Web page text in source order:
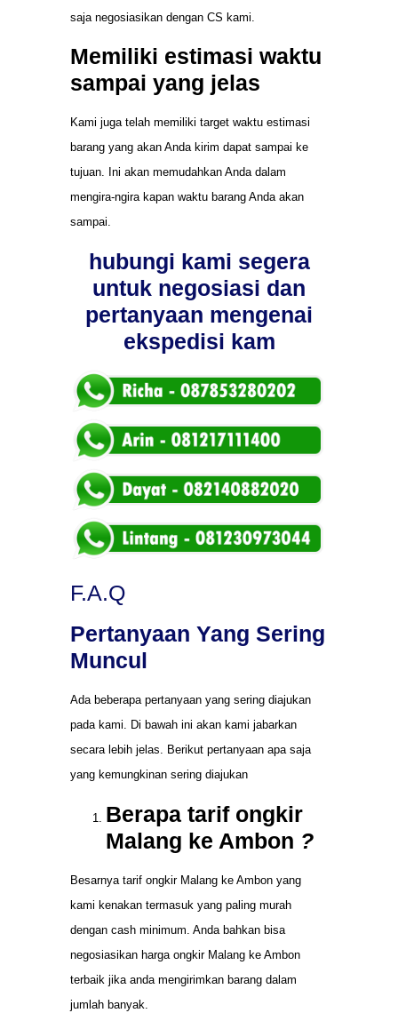
saja negosiasikan dengan CS kami.
Memiliki estimasi waktu
sampai yang jelas
Kami juga telah memiliki target waktu estimasi
barang yang akan Anda kirim dapat sampai ke
tujuan. Ini akan memudahkan Anda dalam
mengira-ngira kapan waktu barang Anda akan
sampai.
hubungi kami segera
untuk negosiasi dan
pertanyaan mengenai
ekspedisi kam
F.A.Q
Pertanyaan Yang Sering
Muncul
Ada beberapa pertanyaan yang sering diajukan
pada kami. Di bawah ini akan kami jabarkan
secara lebih jelas. Berikut pertanyaan apa saja
yang kemungkinan sering diajukan
Berapa tarif ongkir
Malang ke Ambon ?
Besarnya tarif ongkir Malang ke Ambon yang
kami kenakan termasuk yang paling murah
dengan cash minimum. Anda bahkan bisa
negosiasikan harga ongkir Malang ke Ambon
terbaik jika anda mengirimkan barang dalam
jumlah banyak.